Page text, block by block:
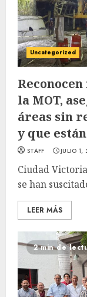
Uncategorized
la MOT,
áreas sin
y que
STAFF JULIO 1,
Ciudad
se han
LEER MÁS
2 min de